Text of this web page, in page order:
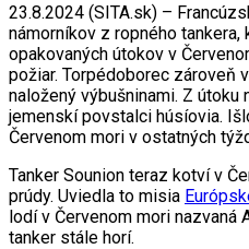
23.8.2024 (SITA.sk) –
námorníkov z ropného
opakovaných útokov v
požiar. Torpédoborec zároveň
naložený výbušninami. Z
jemenskí povstalci húsíovia.
Červenom mori v ostatných
Tanker Sounion teraz kotví v
prúdy. Uviedla to misia
lodí v Červenom mori nazvaná
tanker stále horí.